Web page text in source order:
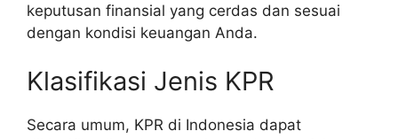
keputusan finansial yang cerdas dan sesuai
dengan kondisi keuangan Anda.
Klasifikasi Jenis KPR
Secara umum, KPR di Indonesia dapat